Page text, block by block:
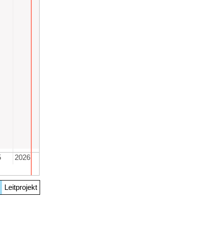
2026
Leitprojekt